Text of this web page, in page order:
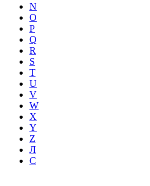
N
O
P
Q
R
S
T
U
V
W
X
Y
Z
Л
С